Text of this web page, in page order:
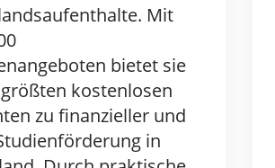
Mit
bietet sie
kostenlosen
zu finanzieller und
in